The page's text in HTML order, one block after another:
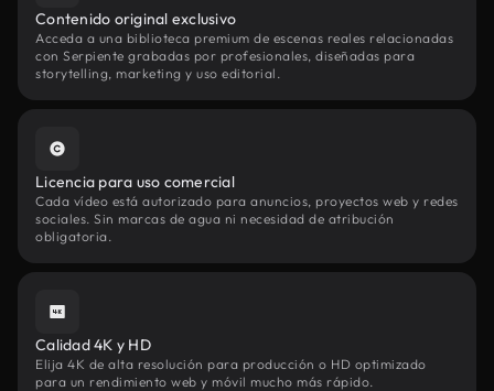
Contenido original exclusivo
Acceda a una biblioteca premium de escenas reales relacionadas
con Serpiente grabadas por profesionales, diseñadas para
storytelling, marketing y uso editorial.
Licencia para uso comercial
Cada vídeo está autorizado para anuncios, proyectos web y redes
sociales. Sin marcas de agua ni necesidad de atribución
obligatoria.
Calidad 4K y HD
Elija 4K de alta resolución para producción o HD optimizado
para un rendimiento web y móvil mucho más rápido.